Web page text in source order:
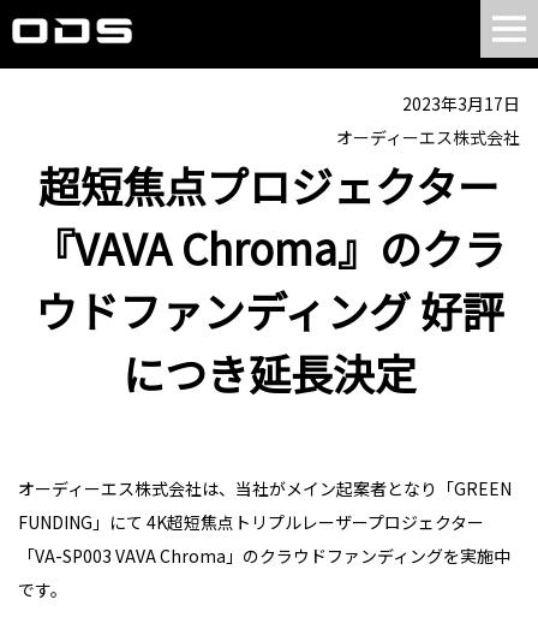
2023年3月17日
オーディーエス株式会社
超短焦点プロジェクター
『VAVA Chroma』のクラ
ウドファンディング 好評
につき延長決定
オーディーエス株式会社は、当社がメイン起案者となり「GREEN
FUNDING」にて 4K超短焦点トリプルレーザープロジェクター
「VA-SP003 VAVA Chroma」のクラウドファンディングを実施中
です。